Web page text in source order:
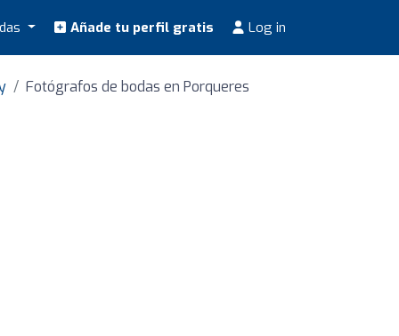
Añade tu perfil gratis Log in
Fotógrafos de bodas en Porqueres